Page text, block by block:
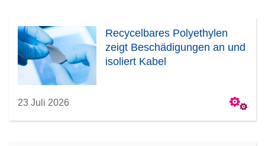
Recycelbares Polyethylen
zeigt Beschädigungen an und
isoliert Kabel
23 Juli 2026